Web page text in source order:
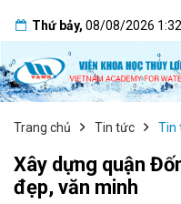
Thứ bảy, 08/08/2026
Trang chủ Tin tức Tin
Xây dựng quận
đẹp, văn minh